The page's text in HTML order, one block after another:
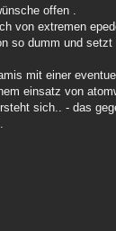
offen .
von extremen
so dumm und
mit einer
einsatz von
sich.. - das